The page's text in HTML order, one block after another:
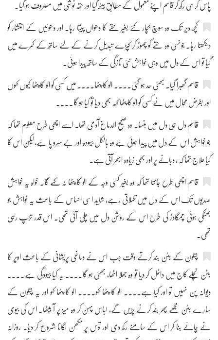
پاس کرسی رکھ کر قاسم اپنے معمول کے مطابق بیٹھ گیا اور حقہ نوشی میں مصروف ہو گیا۔
کچھ دیر تک وہ سوچ بچار کئے بغیر حقے کا دھواں پیتا رہا۔ اور دھوئیں کے انتشار کو
دیکھتا رہا۔ جونہی وہ حقے کو چھوڑ کر کپڑے تبدیل کرنے کے لئے ساتھ کے کمرے میں
گیا تو اس کے دل میں وہی خواہش نئی تازگی کے ساتھ پیدا ہوئی۔
قاسم گھبرا گیا۔ بھئی حد ہو گئی.... الو کا پٹھا.... میں کسی کو الو کا پٹھا کیوں کہوں
اور بفرض محال میں نے کسی کو الو کا پٹھا کہہ بھی دیا تو کیا ہو گا....
قاسم دل ہی دل میں ہنسا۔ وہ صحیح الدماغ آدمی تھا۔ اسے اچھی طرح معلوم تھا کہ
جو خواہش اس کے دل میں پیدا ہوئی ہے وہ بالکل بیہودہ اور بے سرو پا ہے،لیکن اس کا
کیا علاج تھا کہ ، دبانے پر اور بھی زیادہ ابھر آتی ہے۔
قاسم اچھی طرح جانتا تھا کہ وہ بغیر کسی وجہ کے الو کا پٹھا نہ کہے گا۔ خواہ یہ خواہش
صدیوں تک اس کے دل میں تلملاتی رہے، شاید اسی احساس کے باعث یہ خواہش جو
بھٹکی ہوئی چمگادڑ کی طرح اس کے روشن دل میں چلی آئی تھی۔ اس قدر تڑپ رہی
تھی۔
پتلون کے بٹن بند کرتے وقت جب اس نے دماغی پریشانی کے باعث اوپر کا
بٹن نچلے کاج میں داخل کر دیا تو وہ جھلا اٹھا، بھئی ہو گا.... یہ کیا بیہودگی ہے....
دیوانہ پن نہیں تو اور کیا ہے.... الو کا پٹھا کہو.... الو کا پٹھا کہو اور یہ پتلون کے
سارے بٹن مجھے پھر بند کرنے پڑیں گے، لباس پہن کر وہ میز پر آ بیٹھا۔ اس کی بیوی
نے چائے بنا کر اس کے سامنے رکھ دی اور توس پر مکھن لگانا شروع کر دیا۔ روزانہ